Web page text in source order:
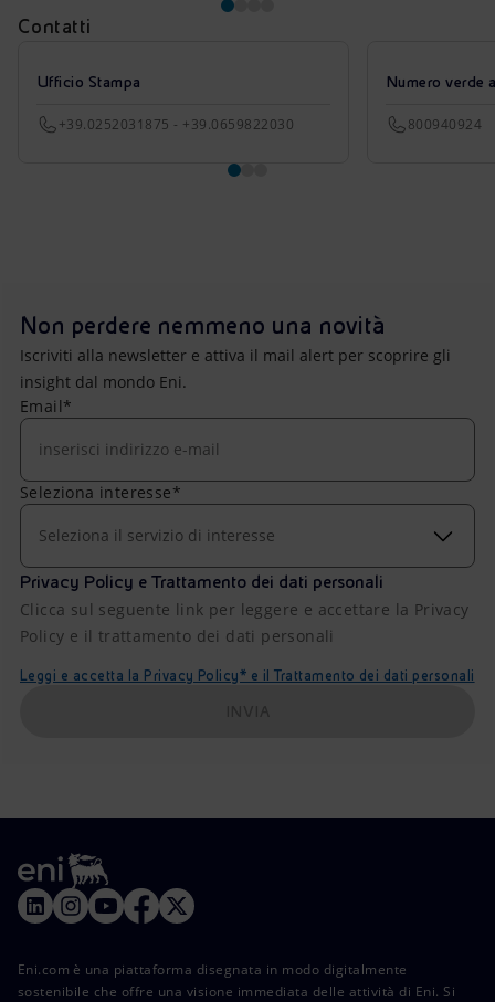
Contatti
Ufficio Stampa
+39.0252031875 - +39.0659822030
Numero verde
800940924
Non perdere nemmeno una novità
Iscriviti alla newsletter e attiva il mail alert per scoprire gli
insight dal mondo Eni.
Email*
Seleziona interesse*
Seleziona il servizio di interesse
Privacy Policy e Trattamento dei dati personali
Clicca sul seguente link per leggere e accettare la Privacy
Policy e il trattamento dei dati personali
Leggi e accetta la Privacy Policy* e il Trattamento dei dati personali
Eni.com è una piattaforma disegnata in modo digitalmente
sostenibile che offre una visione immediata delle attività di Eni. Si